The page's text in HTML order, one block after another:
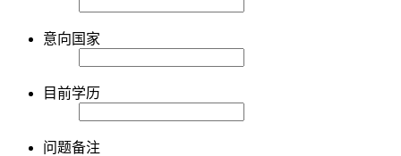
意向国家
目前学历
问题备注